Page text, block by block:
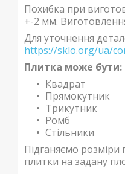
Похибка при
+-2 мм.
Для уточнення
https://sklo.org/ua/
Плитка може бути:
Квадрат
Прямокутник
Трикутник
Ромб
Стільники
Підганяємо розміри
плитки на задану